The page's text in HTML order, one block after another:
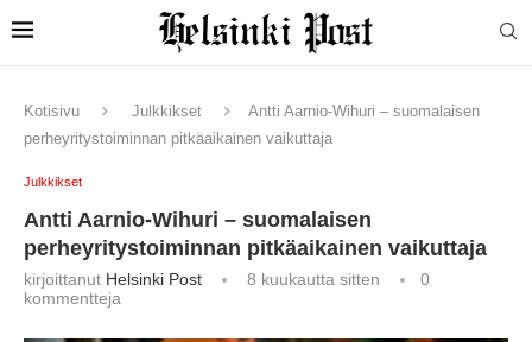
Kotisivu Julkkikset
Antti Aarnio-Wihuri – suomalaisen
perheyritystoiminnan pitkäaikainen vaikuttaja
Julkkikset
Antti Aarnio-Wihuri – suomalaisen
perheyritystoiminnan pitkäaikainen vaikuttaja
kirjoittanut Helsinki Post 8 kuukautta sitten
0
kommentteja